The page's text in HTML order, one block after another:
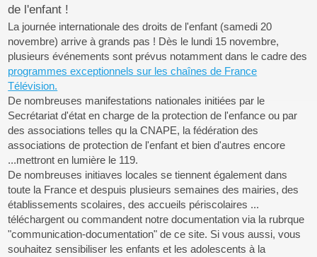
de l'enfant !
La journée internationale des droits de l'enfant (samedi 20
novembre) arrive à grands pas ! Dès le lundi 15 novembre,
plusieurs événements sont prévus notamment dans le cadre des
programmes exceptionnels sur les chaînes de France
Télévision.
De nombreuses manifestations nationales initiées par le
Secrétariat d'état en charge de la protection de l'enfance ou par
des associations telles qu la CNAPE, la fédération des
associations de protection de l'enfant et bien d'autres encore
...mettront en lumière le 119.
De nombreuses initiaves locales se tiennent également dans
toute la France et despuis plusieurs semaines des mairies, des
établissements scolaires, des accueils périscolaires ...
téléchargent ou commandent notre documentation via la rubrque
"communication-documentation" de ce site. Si vous aussi, vous
souhaitez sensibiliser les enfants et les adolescents à la